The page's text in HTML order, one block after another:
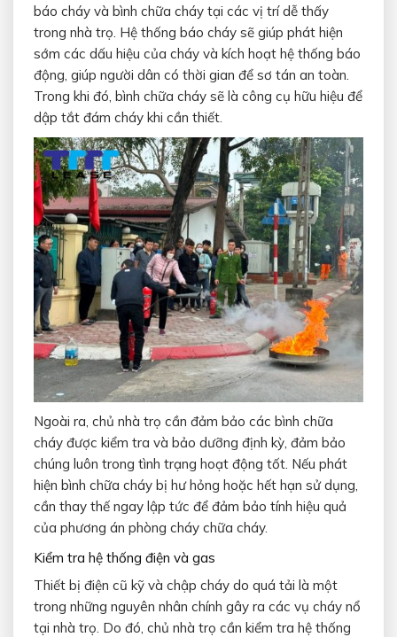
báo cháy và bình chữa cháy tại các vị trí dễ thấy
trong nhà trọ. Hệ thống báo cháy sẽ giúp phát hiện
sớm các dấu hiệu của cháy và kích hoạt hệ thống báo
động, giúp người dân có thời gian để sơ tán an toàn.
Trong khi đó, bình chữa cháy sẽ là công cụ hữu hiệu để
dập tắt đám cháy khi cần thiết.
Ngoài ra, chủ nhà trọ cần đảm bảo các bình chữa
cháy được kiểm tra và bảo dưỡng định kỳ, đảm bảo
chúng luôn trong tình trạng hoạt động tốt. Nếu phát
hiện bình chữa cháy bị hư hỏng hoặc hết hạn sử dụng,
cần thay thế ngay lập tức để đảm bảo tính hiệu quả
của phương án phòng cháy chữa cháy.
Kiểm tra hệ thống điện và gas
Thiết bị điện cũ kỹ và chập cháy do quá tải là một
trong những nguyên nhân chính gây ra các vụ cháy nổ
tại nhà trọ. Do đó, chủ nhà trọ cần kiểm tra hệ thống